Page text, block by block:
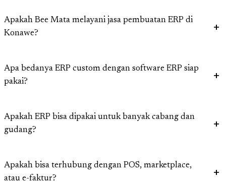
Apakah Bee Mata melayani jasa pembuatan ERP di
Konawe?
Apa bedanya ERP custom dengan software ERP siap
pakai?
Apakah ERP bisa dipakai untuk banyak cabang dan
gudang?
Apakah bisa terhubung dengan POS, marketplace,
atau e-faktur?